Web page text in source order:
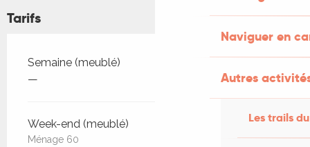
Naviguer en
Autres
Les trails
Tarifs
Tarifs 2026
Semaine (meublé)
—
Week-end (meublé)
Ménage 60